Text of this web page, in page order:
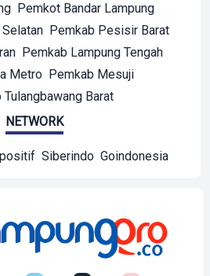
Pemkot Bandar Lampung
Pemkab Pesisir Barat
Pemkab Lampung Tengah
Metro Pemkab Mesuji
Tulangbawang Barat
NETWORK
Siberindo Goindonesia